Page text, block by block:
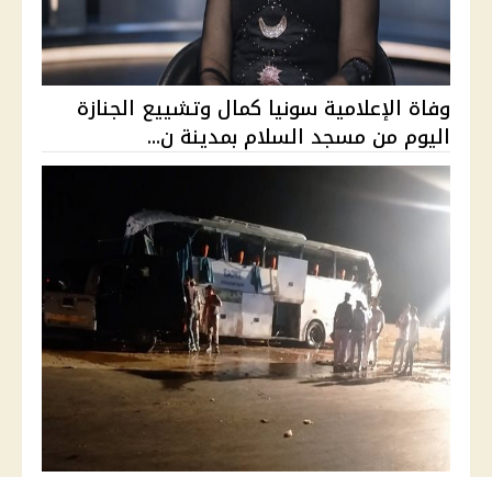
وفاة الإعلامية سونيا كمال وتشييع الجنازة
اليوم من مسجد السلام بمدينة ن...